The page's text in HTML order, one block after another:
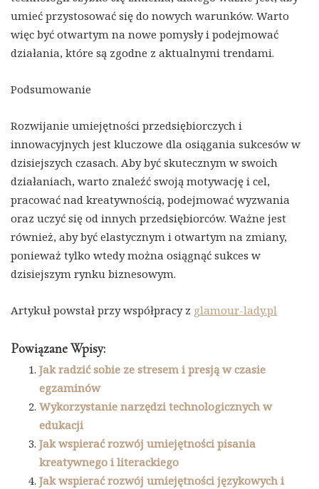
umieć przystosować się do nowych warunków. Warto
więc być otwartym na nowe pomysły i podejmować
działania, które są zgodne z aktualnymi trendami.
Podsumowanie
Rozwijanie umiejętności przedsiębiorczych i
innowacyjnych jest kluczowe dla osiągania sukcesów w
dzisiejszych czasach. Aby być skutecznym w swoich
działaniach, warto znaleźć swoją motywację i cel,
pracować nad kreatywnością, podejmować wyzwania
oraz uczyć się od innych przedsiębiorców. Ważne jest
również, aby być elastycznym i otwartym na zmiany,
ponieważ tylko wtedy można osiągnąć sukces w
dzisiejszym rynku biznesowym.
Artykuł powstał przy współpracy z glamour-lady.pl
Powiązane Wpisy:
Jak radzić sobie ze stresem i presją w czasie
egzaminów
Wykorzystanie narzędzi technologicznych w
edukacji
Jak wspierać rozwój umiejętności pisania
kreatywnego i literackiego
Jak wspierać rozwój umiejętności językowych i